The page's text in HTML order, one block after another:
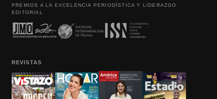
PREMIOS A LA EXCELENCIA PERIODÍSTICA Y LIDERAZGO
EDITORIAL
REVISTAS